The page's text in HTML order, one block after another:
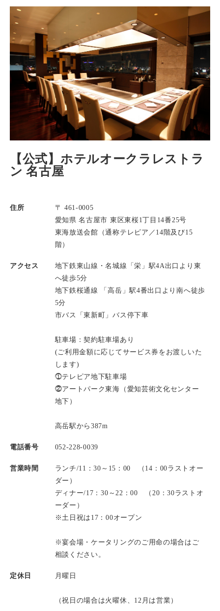
【公式】ホテルオークラレストラ
ン 名古屋
住所
〒 461-0005
愛知県 名古屋市 東区東桜1丁目14番25号
東海放送会館（通称テレピア／14階及び15
階）
アクセス
地下鉄東山線・名城線「栄」駅4A出口より東
へ徒歩5分
地下鉄桜通線 「高岳」駅4番出口より南へ徒歩
5分
市バス「東新町」バス停下車
駐車場：契約駐車場あり
(ご利用金額に応じてサービス券をお渡しいた
します)
⓵テレピア地下駐車場
⓶アートパーク東海（愛知芸術文化センター
地下）
高岳駅から387m
電話番号 052-228-0039
営業時間
ランチ/11：30～15：00 （14：00ラストオー
ダー）
ディナー/17：30～22：00 （20：30ラストオ
ーダー）
※土日祝は17：00オープン
※宴会場・ケータリングのご用命の場合はご
相談ください。
定休日 月曜日
（祝日の場合は火曜休、12月は営業）